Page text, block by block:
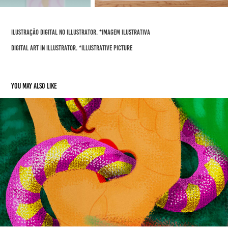
Ilustração digital no illustrator. *Imagem ilustrativa
Digital art in Illustrator. *Illustrative Picture
You may also like
A mão | The Hand
2019